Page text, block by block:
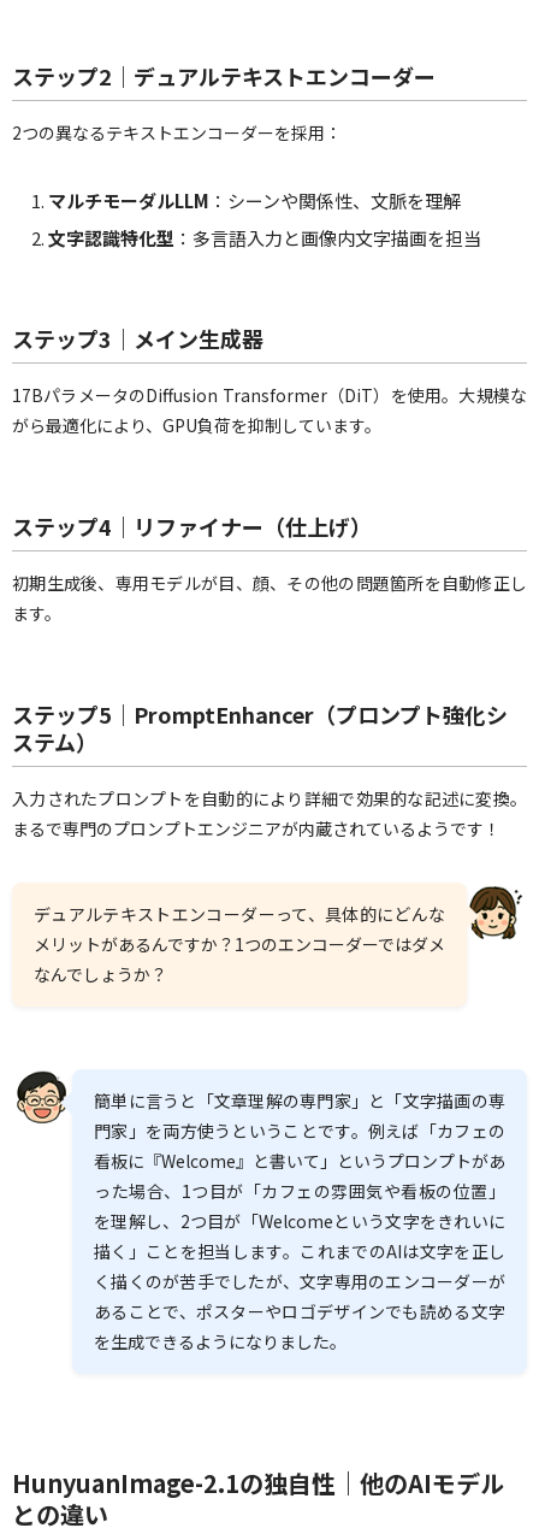
ステップ2｜デュアルテキストエンコーダー
2つの異なるテキストエンコーダーを採用：
マルチモーダルLLM ：シーンや関係性、文脈を理解
文字認識特化型 ：多言語入力と画像内文字描画を担当
ステップ3｜メイン生成器
17BパラメータのDiffusion Transformer（DiT）を使用。大規模な
がら最適化により、GPU負荷を抑制しています。
ステップ4｜リファイナー（仕上げ）
初期生成後、専用モデルが目、顔、その他の問題箇所を自動修正し
ます。
ステップ5｜PromptEnhancer（プロンプト強化シ
ステム）
入力されたプロンプトを自動的により詳細で効果的な記述に変換。
まるで専門のプロンプトエンジニアが内蔵されているようです！
デュアルテキストエンコーダーって、具体的にどんな
メリットがあるんですか？1つのエンコーダーではダメ
なんでしょうか？
簡単に言うと「文章理解の専門家」と「文字描画の専
門家」を両方使うということです。例えば「カフェの
看板に『Welcome』と書いて」というプロンプトがあ
った場合、1つ目が「カフェの雰囲気や看板の位置」
を理解し、2つ目が「Welcomeという文字をきれいに
描く」ことを担当します。これまでのAIは文字を正し
く描くのが苦手でしたが、文字専用のエンコーダーが
あることで、ポスターやロゴデザインでも読める文字
を生成できるようになりました。
HunyuanImage-2.1の独自性｜他のAIモデル
との違い